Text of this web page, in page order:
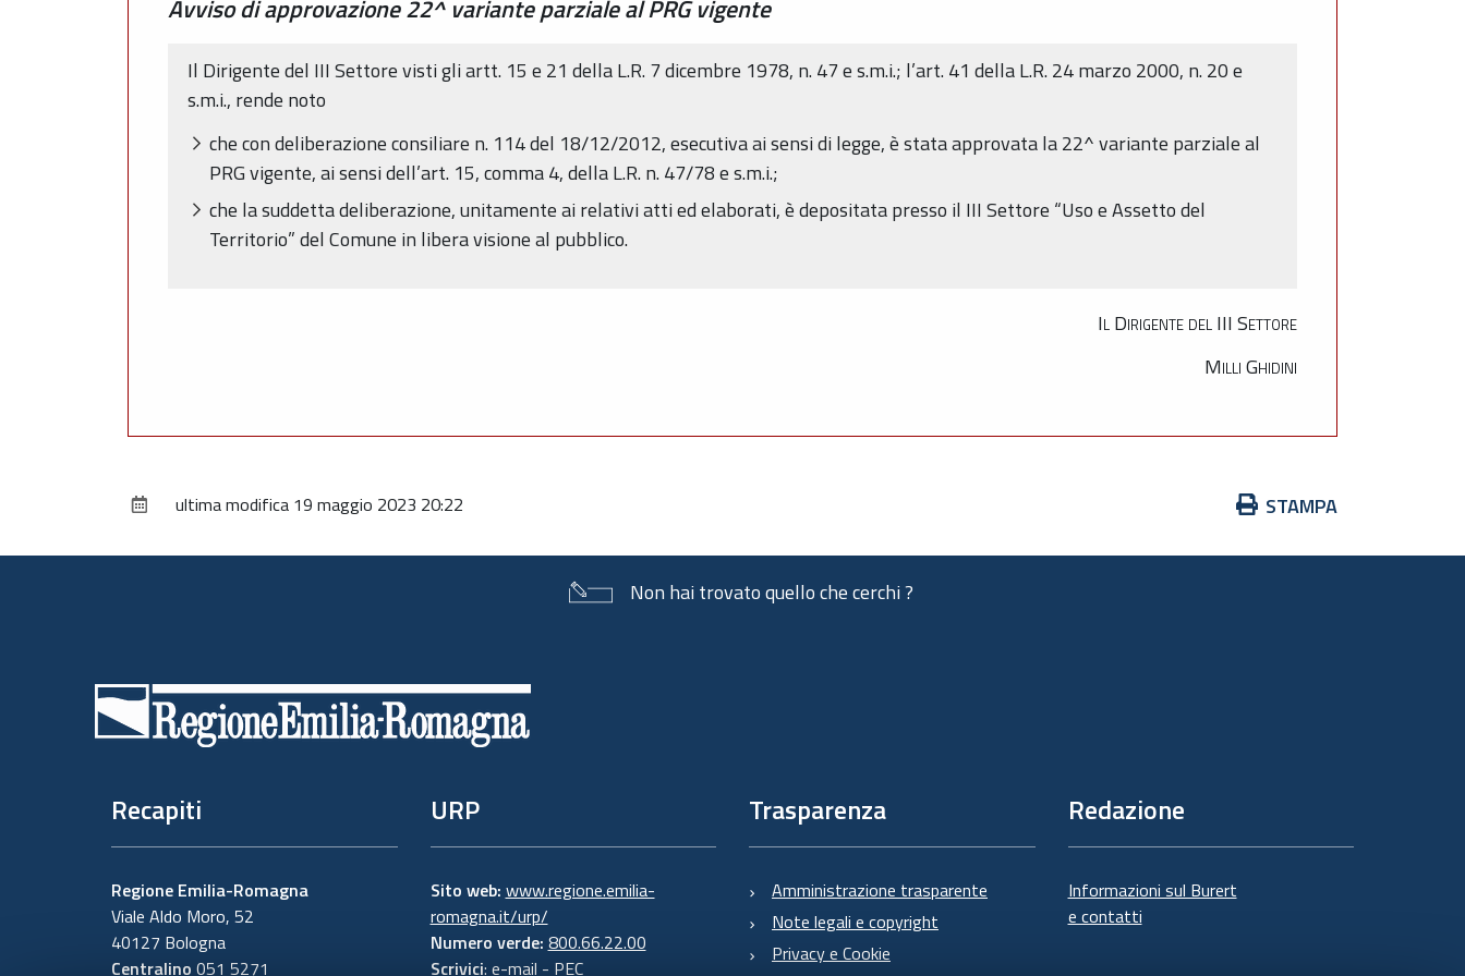
Avviso di approvazione 22^ variante parziale al PRG vigente
Il Dirigente del III Settore visti gli artt. 15 e 21 della L.R. 7 dicembre 1978, n. 47 e s.m.i.; l’art. 41 della L.R. 24 marzo 2000, n. 20 e
s.m.i., rende noto
che con deliberazione consiliare n. 114 del 18/12/2012, esecutiva ai sensi di legge, è stata approvata la 22^ variante parziale al
PRG vigente, ai sensi dell’art. 15, comma 4, della L.R. n. 47/78 e s.m.i.;
che la suddetta deliberazione, unitamente ai relativi atti ed elaborati, è depositata presso il III Settore “Uso e Assetto del
Territorio” del Comune in libera visione al pubblico.
Il Dirigente del III Settore
Milli Ghidini
Azioni
documento
STAMPA
ultima modifica 19 maggio 2023 20:22
Non hai trovato quello che cerchi ?
Recapiti
Regione Emilia-Romagna
Viale Aldo Moro, 52
40127 Bologna
Centralino 051 5271
URP
Sito web: www.regione.emilia-
romagna.it/urp/
Numero verde: 800.66.22.00
Scrivici: e-mail - PEC
Trasparenza
Amministrazione trasparente
Note legali e copyright
Privacy e Cookie
Redazione
Informazioni sul Burert
e contatti